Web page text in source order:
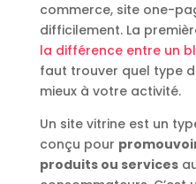
commerce, site one-
difficilement. La
la différence entre un
faut trouver quel type
mieux à votre activité.
Un site vitrine est un
conçu pour
produits ou services